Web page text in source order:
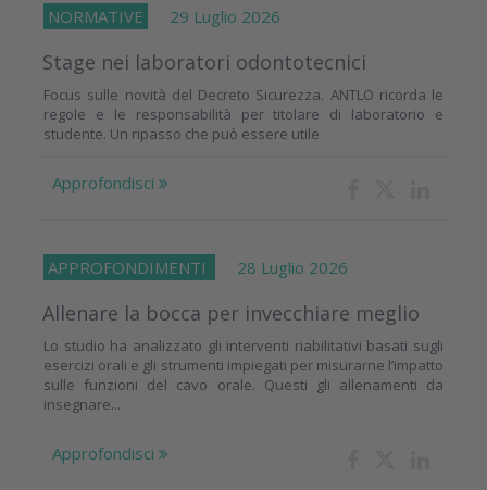
NORMATIVE 29 Luglio 2026
Stage nei laboratori odontotecnici
Focus sulle novità del Decreto Sicurezza. ANTLO ricorda le
regole e le responsabilità per titolare di laboratorio e
studente. Un ripasso che può essere utile
Approfondisci
APPROFONDIMENTI 28 Luglio 2026
Allenare la bocca per invecchiare meglio
Lo studio ha analizzato gli interventi riabilitativi basati sugli
esercizi orali e gli strumenti impiegati per misurarne l’impatto
sulle funzioni del cavo orale. Questi gli allenamenti da
insegnare...
Approfondisci